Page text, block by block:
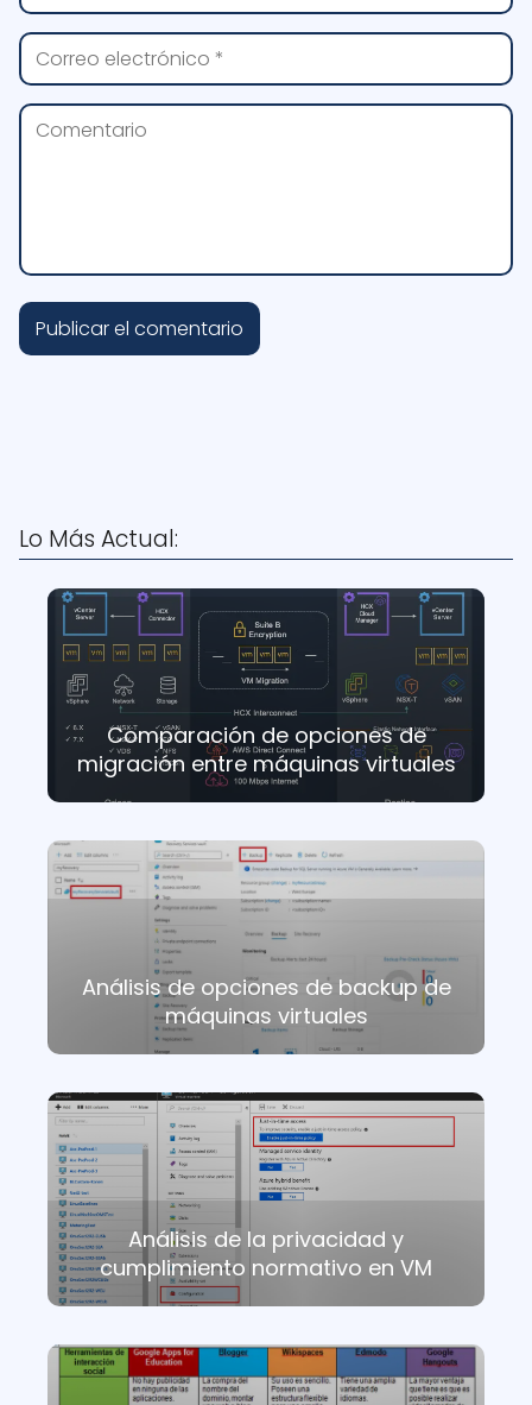
Lo Más Actual:
Comparación de opciones de
migración entre máquinas virtuales
Análisis de opciones de backup de
máquinas virtuales
Análisis de la privacidad y
cumplimiento normativo en VM